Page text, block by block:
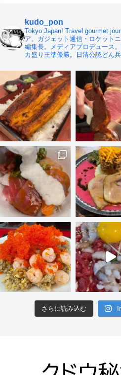
kudo_pon
Tokyo Japan! Travel gourmet
ア。ガジェット通信・ロケット
編集長。メディアプロデュース
カ盛り王準優勝。日清公認どん
さらに読み込む